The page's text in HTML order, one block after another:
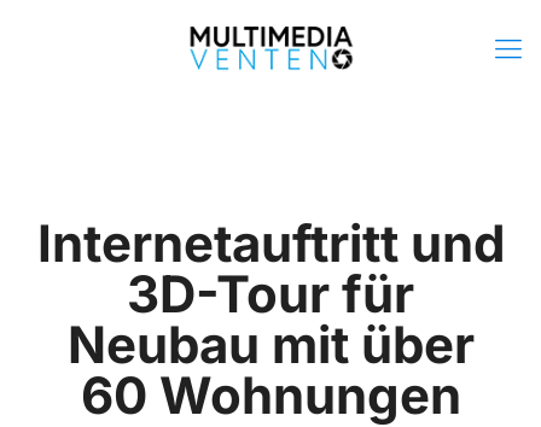
Internetauftritt und
3D-Tour für
Neubau mit über
60 Wohnungen